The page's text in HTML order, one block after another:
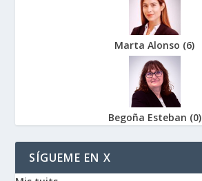
Marta Alonso (6)
Begoña Esteban (0)
SÍGUEME EN X